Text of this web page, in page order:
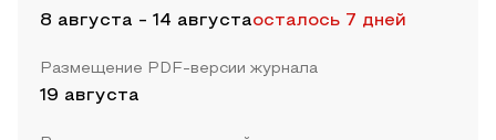
8 августа - 14 августаосталось 7 дней
Размещение PDF-версии журнала
19 августа